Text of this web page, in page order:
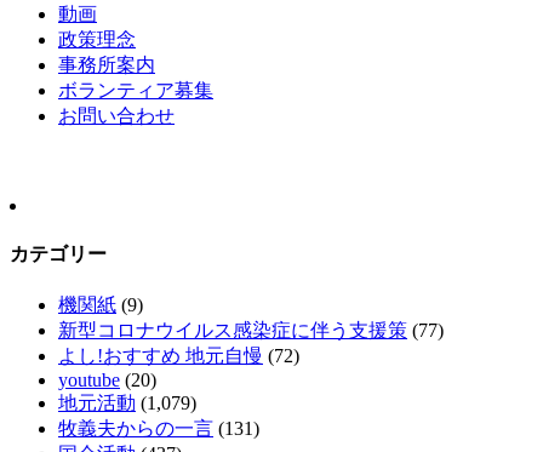
動画
政策理念
事務所案内
ボランティア募集
お問い合わせ
カテゴリー
機関紙 (9)
新型コロナウイルス感染症に伴う支援策 (77)
よし!おすすめ 地元自慢 (72)
youtube (20)
地元活動 (1,079)
牧義夫からの一言 (131)